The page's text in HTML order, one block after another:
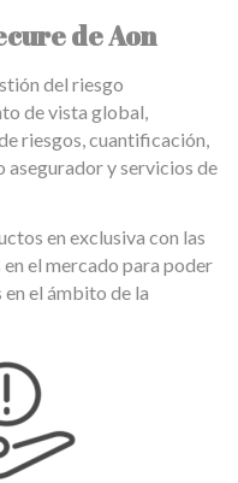
de Aon
del riesgo
de vista global,
riesgos, cuantificación,
asegurador y servicios de
en exclusiva con las
el mercado para poder
el ámbito de la